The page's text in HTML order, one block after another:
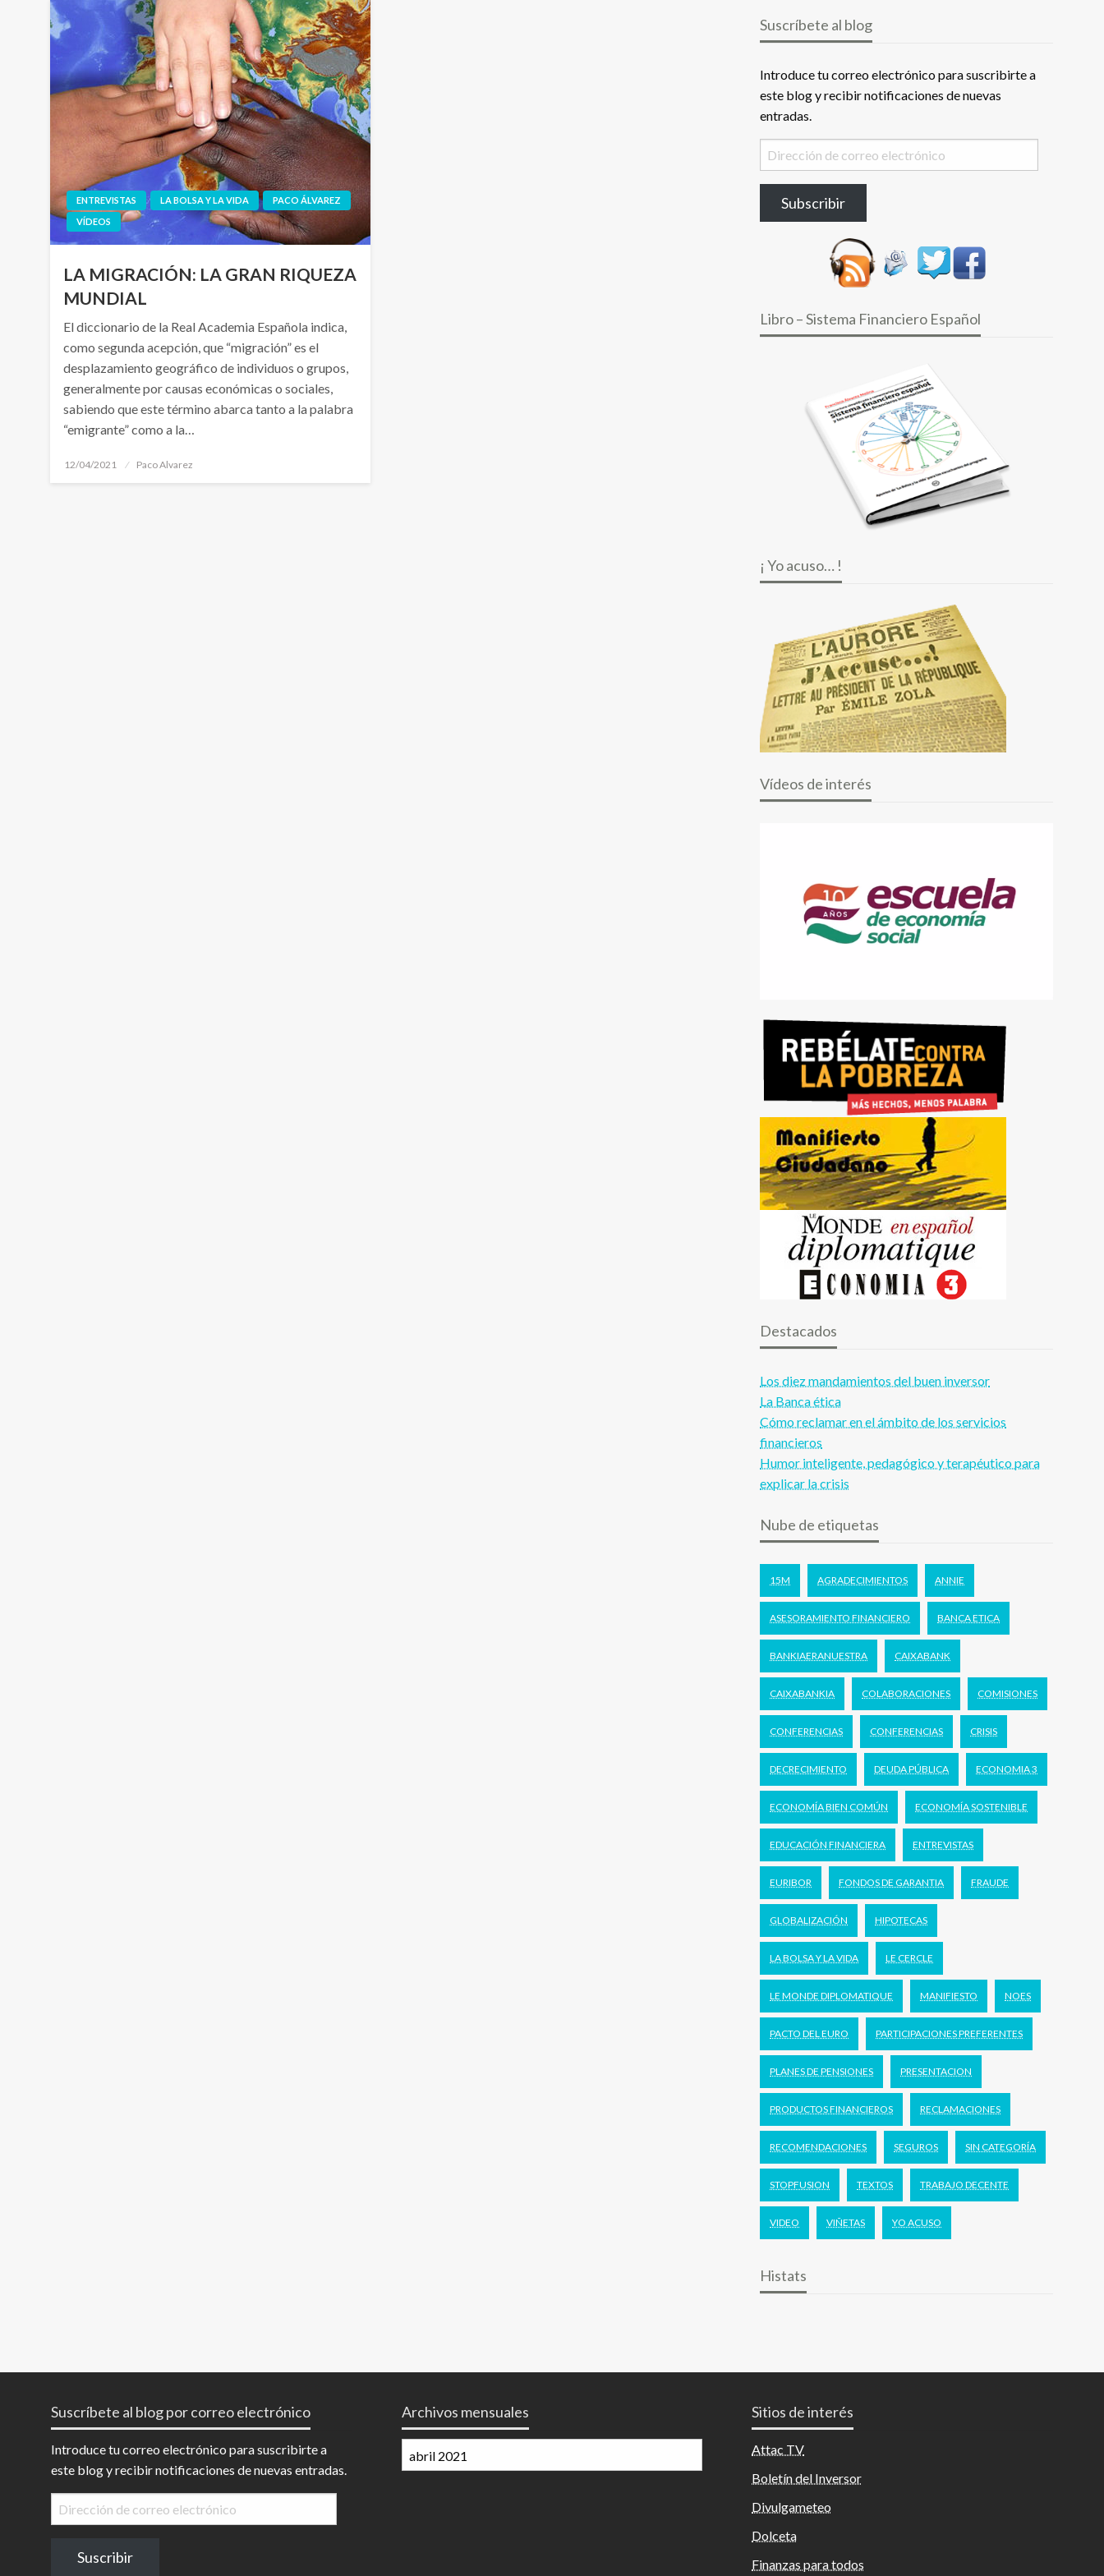
ENTREVISTAS LA BOLSA Y LA VIDA
PACO ÁLVAREZ
VÍDEOS
LA MIGRACIÓN: LA GRAN RIQUEZA
MUNDIAL
El diccionario de la Real Academia Española indica,
como segunda acepción, que “migración” es el
desplazamiento geográfico de individuos o grupos,
generalmente por causas económicas o sociales,
sabiendo que este término abarca tanto a la palabra
“emigrante” como a la…
Publicado
12/04/2021 Paco Alvarez
Suscríbete al blog
Introduce tu correo electrónico para suscribirte a
este blog y recibir notificaciones de nuevas
entradas.
Dirección
de
electrónico
Subscribir
Libro – Sistema Financiero Español
¡ Yo acuso… !
Vídeos de interés
Destacados
Los diez mandamientos del buen inversor
La Banca ética
Cómo reclamar en el ámbito de los servicios
financieros
Humor inteligente, pedagógico y terapéutico para
explicar la crisis
Nube de etiquetas
15M AGRADECIMIENTOS ANNIE
ASESORAMIENTO FINANCIERO BANCA ETICA
BANKIAERANUESTRA CAIXABANK
CAIXABANKIA COLABORACIONES COMISIONES
CONFERENCIAS CONFERENCIAS CRISIS
DECRECIMIENTO DEUDA PÚBLICA ECONOMIA 3
ECONOMÍA BIEN COMÚN ECONOMÍA SOSTENIBLE
EDUCACIÓN FINANCIERA ENTREVISTAS
EURIBOR FONDOS DE GARANTIA FRAUDE
GLOBALIZACIÓN HIPOTECAS
LA BOLSA Y LA VIDA LE CERCLE
LE MONDE DIPLOMATIQUE MANIFIESTO NOES
PACTO DEL EURO PARTICIPACIONES PREFERENTES
PLANES DE PENSIONES PRESENTACION
PRODUCTOS FINANCIEROS RECLAMACIONES
RECOMENDACIONES SEGUROS SIN CATEGORÍA
STOPFUSION TEXTOS TRABAJO DECENTE
VIDEO VIÑETAS YO ACUSO
Histats
Suscríbete al blog por correo electrónico
Introduce tu correo electrónico para suscribirte a
este blog y recibir notificaciones de nuevas entradas.
Dirección
de
electrónico
Suscribir
Archivos mensuales
mensuales
Sitios de interés
Attac TV
Boletín del Inversor
Divulgameteo
Dolceta
Finanzas para todos